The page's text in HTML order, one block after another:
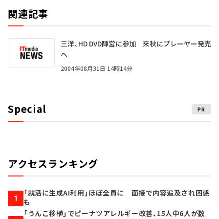
関連記事
三洋、HD DVD陣営に参加 来秋にプレーヤー発売
へ
2004年08月31日 14時14分
Special PR
アクセスランキング
1
「就活に生成AI利用」ほぼ全員に 面接で内容追及され困惑
も
「うんこ移植」でピーナツアレルギー改善、15人中6人が数